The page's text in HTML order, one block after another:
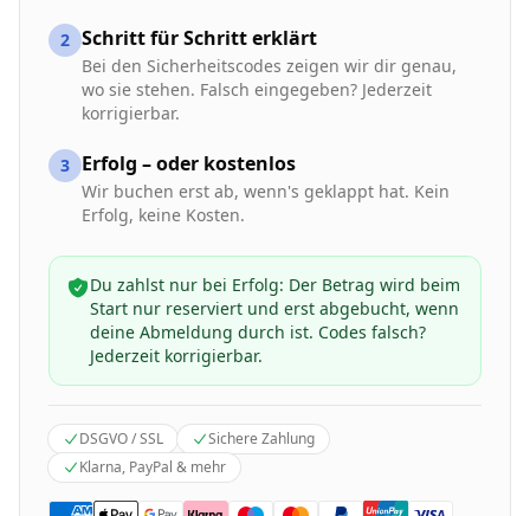
2 Schritt für Schritt erklärt
Bei den Sicherheitscodes zeigen wir dir genau,
wo sie stehen. Falsch eingegeben? Jederzeit
korrigierbar.
3 Erfolg – oder kostenlos
Wir buchen erst ab, wenn's geklappt hat. Kein
Erfolg, keine Kosten.
Du zahlst nur bei Erfolg: Der Betrag wird beim
Start nur reserviert und erst abgebucht, wenn
deine Abmeldung durch ist. Codes falsch?
Jederzeit korrigierbar.
DSGVO / SSL
Sichere Zahlung
Klarna, PayPal & mehr